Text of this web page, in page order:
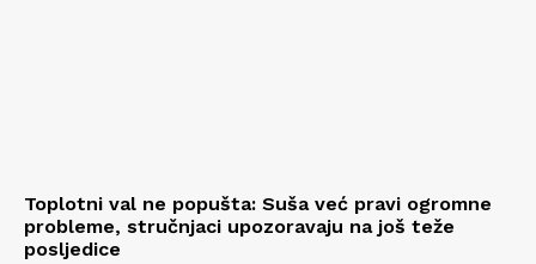
Toplotni val ne popušta: Suša već pravi ogromne
probleme, stručnjaci upozoravaju na još teže
posljedice